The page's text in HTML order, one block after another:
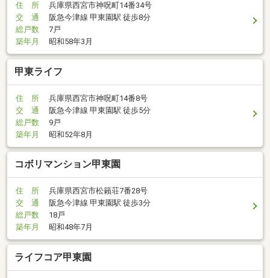
住 所
兵庫県西宮市神呪町14番34号
交 通
阪急今津線 甲東園駅 徒歩8分
総戸数
7戸
築年月
昭和58年3月
甲東ライフ
住 所
兵庫県西宮市神呪町14番8号
交 通
阪急今津線 甲東園駅 徒歩5分
総戸数
9戸
築年月
昭和52年8月
コボリマンション甲東園
住 所
兵庫県西宮市松籟荘7番28号
交 通
阪急今津線 甲東園駅 徒歩3分
総戸数
18戸
築年月
昭和48年7月
ライフコア甲東園